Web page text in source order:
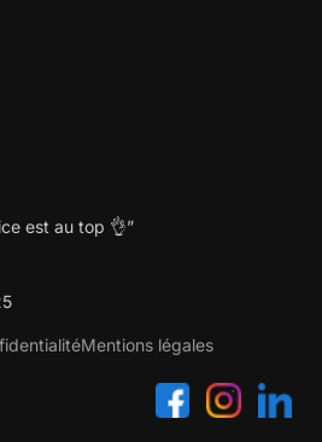
est au top 👌”
Mentions légales